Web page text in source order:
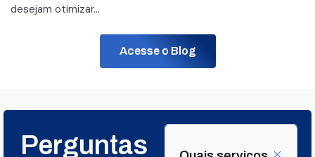
desejam otimizar...
Acesse o Blog
Perguntas